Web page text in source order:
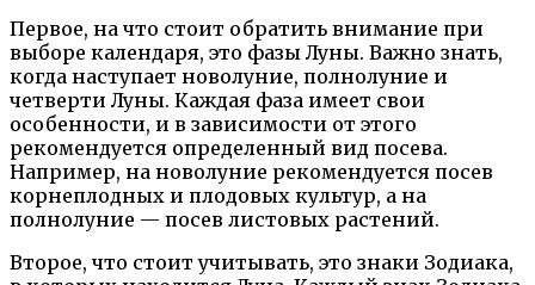
Первое, на что стоит обратить внимание при
выборе календаря, это фазы Луны. Важно знать,
когда наступает новолуние, полнолуние и
четверти Луны. Каждая фаза имеет свои
особенности, и в зависимости от этого
рекомендуется определенный вид посева.
Например, на новолуние рекомендуется посев
корнеплодных и плодовых культур, а на
полнолуние — посев листовых растений.
Второе, что стоит учитывать, это знаки Зодиака,